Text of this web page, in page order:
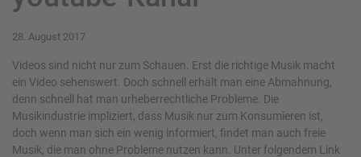
28. August 2017
Videos sind nicht nur zum Schauen. Erst die richtige Musik macht
ein Video sehenswert. Doch schnell erhält man eine Abmahnung,
denn schnell hat man urheberrechtliche Probleme. Die
Musikindustrie impliziert, dass Musik nur zum Konsumieren ist,
doch wenn man sich ein wenig informiert, findet man auch freie
Musik, die man ohne Probleme nutzen kann. Unter folgendem Link